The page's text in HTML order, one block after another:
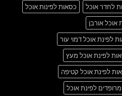
לחדר אוכל
כסאות לפינות אוכל
אוכל אורבן
לפינת אוכל דמוי עור
לפינת אוכל מעץ
לפינת אוכל קטיפה
לפינת אוכל